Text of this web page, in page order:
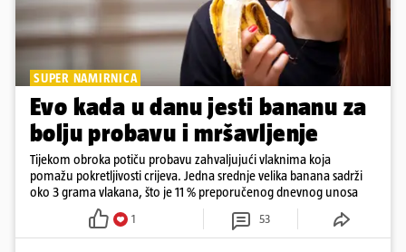
SUPER NAMIRNICA
Evo kada u danu jesti bananu za
bolju probavu i mršavljenje
Tijekom obroka potiču probavu zahvaljujući vlaknima koja
pomažu pokretljivosti crijeva. Jedna srednje velika banana sadrži
oko 3 grama vlakana, što je 11 % preporučenog dnevnog unosa
1 53